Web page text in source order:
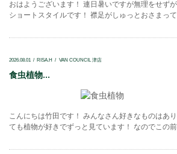
おはようございます！ 連日暑いですが無理をせず
ショートスタイルです！ 襟足がしゅっとおさまっ
2026.08.01 RISA.H VAN COUNCIL 津店
食虫植物...
こんにちは竹田です！ みんなさん好きなものはあ
ても植物が好きでずっと見ています！ なのでこの